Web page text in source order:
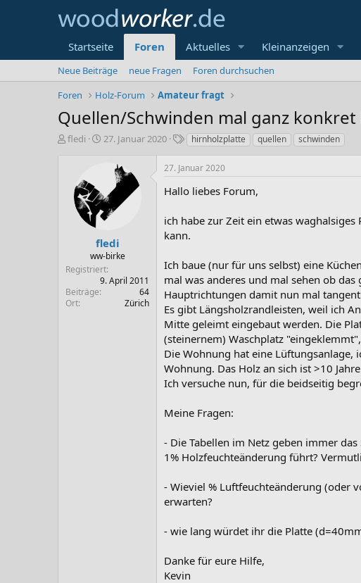
Startseite Foren Aktuelles Kleinanzeigen
Neue Beiträge neue Fragen
Foren durchsuchen
Foren
Holz-Forum Amateur fragt
Quellen/Schwinden mal ganz
E
fledi
E
l
l
a
m
27. Januar 2020
S
h
a
o
r
e
hirnholzplatte quellen schwinden
fledi
ww-birke
Registriert
9. April 2011
Beiträge
64
Ort
Zürich
27. Januar 2020
Hallo liebes Forum,
ich habe zur Zeit ein etwas
kann.
Ich baue (nur für uns selbst) eine
mal was anderes und mal sehen ob
Hauptrichtungen damit nun mal
Es gibt Längsholzrandleisten, weil ich
Mitte geleimt eingebaut werden. Die
(steinernem) Waschplatz
Die Wohnung hat eine Lüftungsanlage,
Wohnung. Das Holz an sich ist >10
Ich versuche nun, für die beidseitig
Meine Fragen:
- Die Tabellen im Netz geben immer
1% Holzfeuchteänderung führt?
- Wieviel % Luftfeuchteänderung (oder
erwarten?
- wie lang würdet ihr die Platte
Danke für eure Hilfe,
Kevin